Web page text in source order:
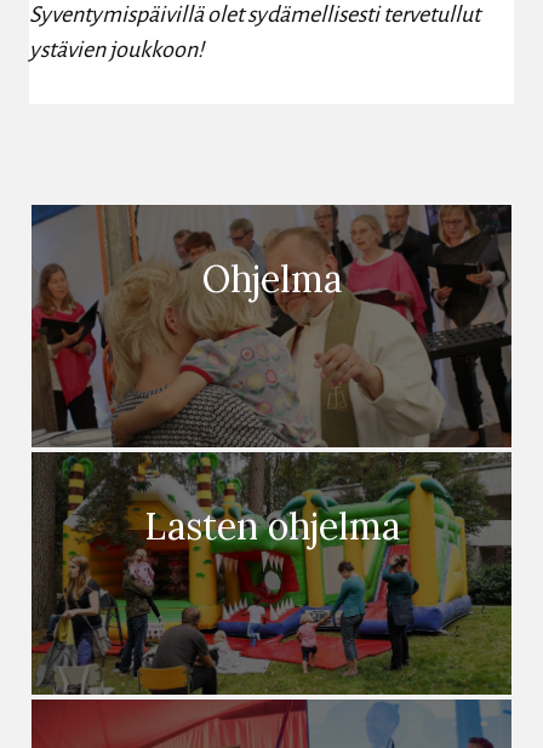
Syventymispäivillä olet sydämellisesti tervetullut
ystävien joukkoon!
Ohjelma
Lasten ohjelma